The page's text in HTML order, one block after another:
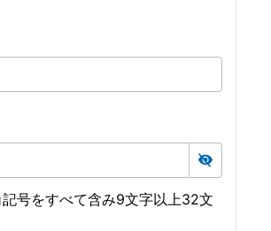
号をすべて含み9文字以上32文